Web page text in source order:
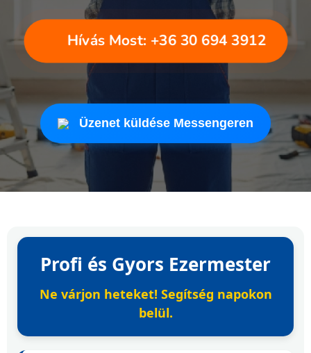
📞 Hívás Most: +36 30 694 3912
Üzenet küldése Messengeren
Profi és Gyors Ezermester
Ne várjon heteket! Segítség napokon
belül.